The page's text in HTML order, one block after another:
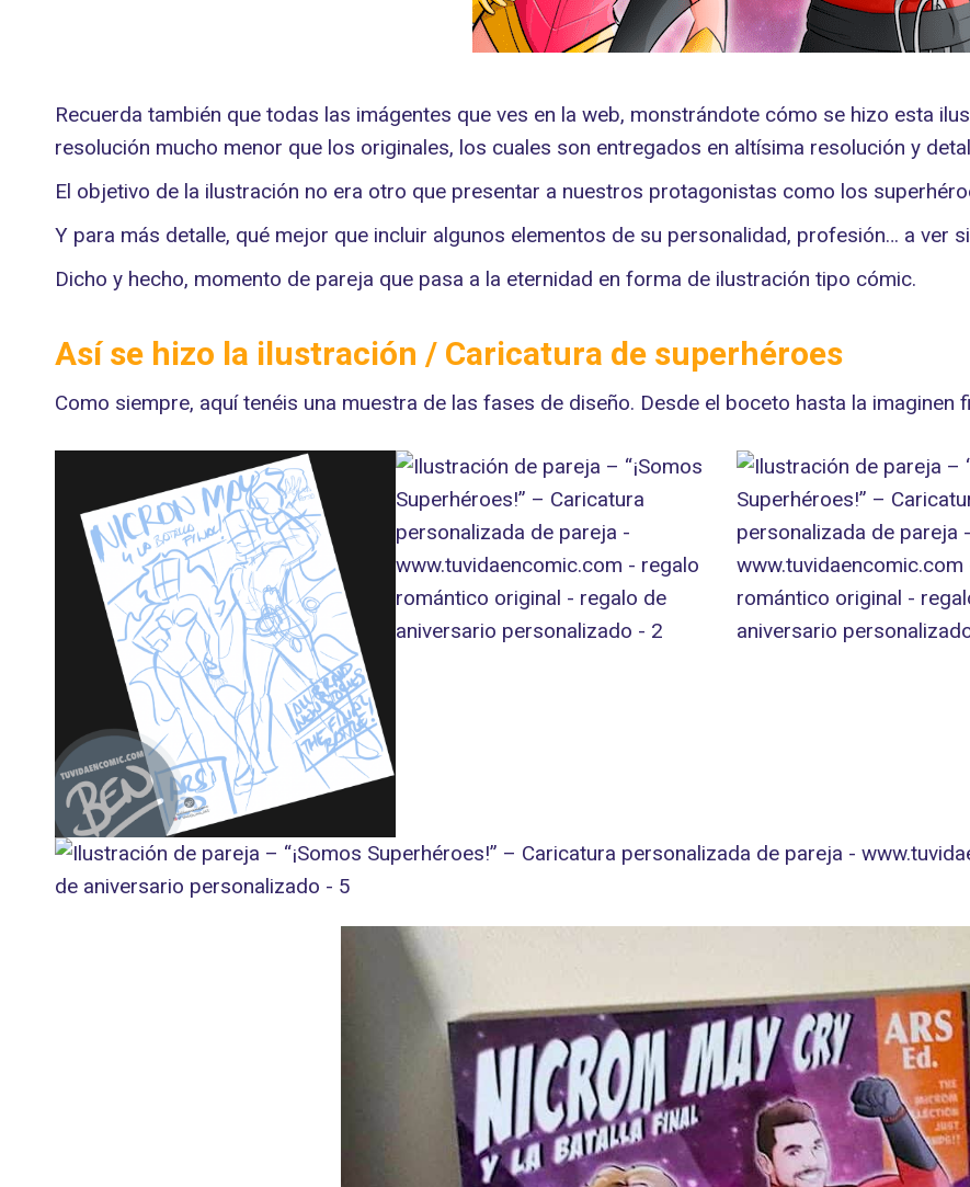
Recuerda también que todas las imágentes que ves en la web, monstrándote cómo se hizo esta
resolución mucho menor que los originales, los cuales son entregados en altísima resolución y
El objetivo de la ilustración no era otro que presentar a nuestros protagonistas como los
Y para más detalle, qué mejor que incluir algunos elementos de su personalidad, profesión… a ver
Dicho y hecho, momento de pareja que pasa a la eternidad en forma de ilustración tipo cómic.
Así se hizo la ilustración / Caricatura de superhéroes
Como siempre, aquí tenéis una muestra de las fases de diseño. Desde el boceto hasta la imaginen